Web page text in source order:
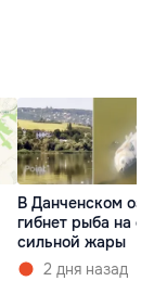
В Данченском
гибнет рыба на
сильной жары
2 дня назад